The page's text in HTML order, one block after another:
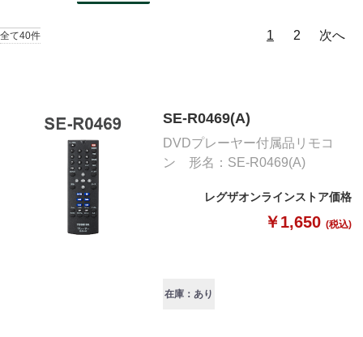
全て40件 1 2 次へ
SE-R0469(A)
DVDプレーヤー付属品リモコ
ン 形名：SE-R0469(A)
レグザオンラインストア価格
￥1,650 (税込)
在庫：あり